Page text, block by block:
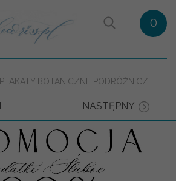
0
PLAKATY BOTANICZNE PODRÓŻNICZE
NASTĘPNY